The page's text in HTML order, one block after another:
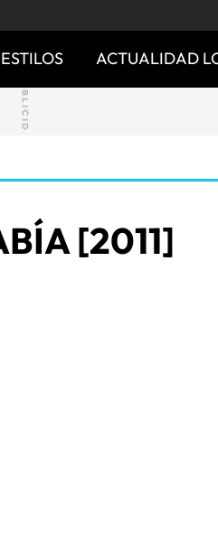
ESTILOS ACTUALIDAD
[2011]